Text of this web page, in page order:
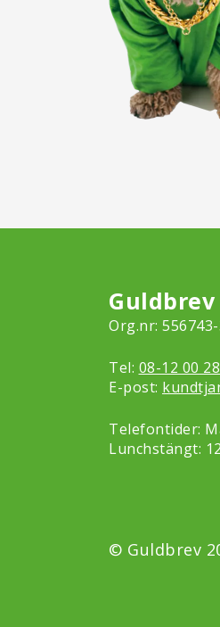
Guldbrev
Org.nr:
Tel: 08-12 00
E-post:
Telefontider:
Lunchstängt:
© Guldbrev